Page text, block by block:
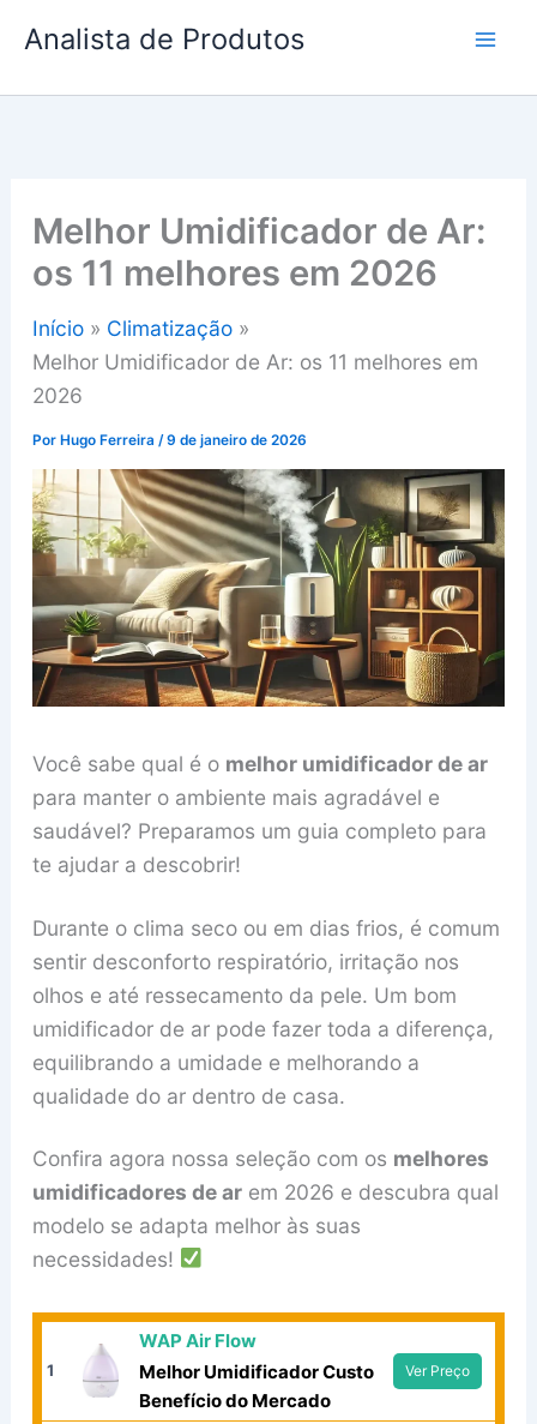
paraAnalista de Produtos
Melhor Umidificador de Ar:
os 11 melhores em 2026
Início
Climatização
Melhor Umidificador de Ar: os 11 melhores em
2026
Por Hugo Ferreira /9 de janeiro de 2026
Você sabe qual é o melhor umidificador de ar
para manter o ambiente mais agradável e
saudável? Preparamos um guia completo para
te ajudar a descobrir!
Durante o clima seco ou em dias frios, é comum
sentir desconforto respiratório, irritação nos
olhos e até ressecamento da pele. Um bom
umidificador de ar pode fazer toda a diferença,
equilibrando a umidade e melhorando a
qualidade do ar dentro de casa.
Confira agora nossa seleção com os melhores
umidificadores de arem 2026 e descubra qual
modelo se adapta melhor às suas
necessidades!
1
WAP Air Flow
Melhor Umidificador Custo
Benefício do Mercado
Ver Preço